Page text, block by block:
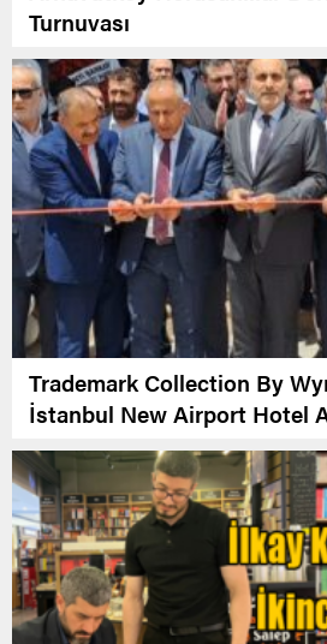
Turnuvası
Trademark Collection By
İstanbul New Airport Hotel
Açıldı